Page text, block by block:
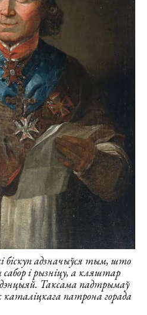
біскуп адзначыўся тым, што
і рызніцу, а кляштар
Таксама падтрымаў
патрона горада